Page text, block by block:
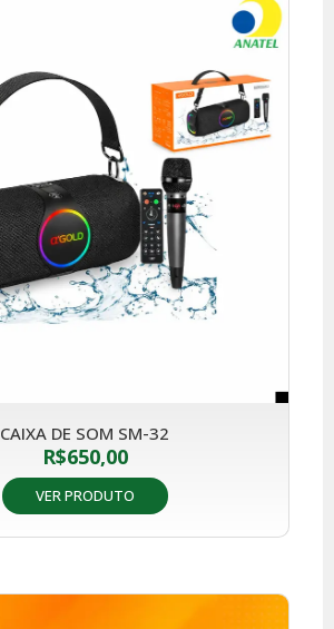
CAIXA DE SOM SM-32
R$650,00
VER PRODUTO